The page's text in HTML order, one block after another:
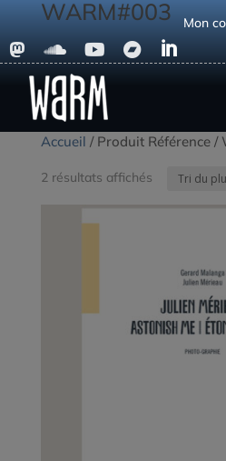
Mon
    
Accueil / Produit Référence /
WARM#003
2 résultats affichésTrié
ancien